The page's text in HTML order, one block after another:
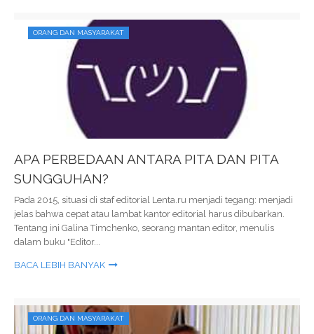
ORANG DAN MASYARAKAT
APA PERBEDAAN ANTARA PITA DAN PITA
SUNGGUHAN?
Pada 2015, situasi di staf editorial Lenta.ru menjadi tegang: menjadi
jelas bahwa cepat atau lambat kantor editorial harus dibubarkan.
Tentang ini Galina Timchenko, seorang mantan editor, menulis
dalam buku "Editor...
BACA LEBIH BANYAK
ORANG DAN MASYARAKAT